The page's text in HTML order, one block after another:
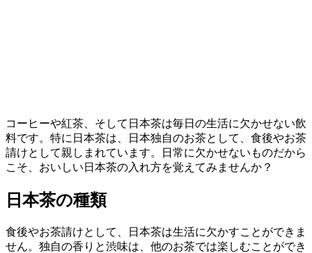
コーヒーや紅茶、そして日本茶は毎日の生活に欠かせない飲
料です。特に日本茶は、日本独自のお茶として、食後やお茶
請けとして親しまれています。日常に欠かせないものだから
こそ、おいしい日本茶の入れ方を覚えてみませんか？
日本茶の種類
食後やお茶請けとして、日本茶は生活に欠かすことができま
せん。独自の香りと渋味は、他のお茶では楽しむことができ